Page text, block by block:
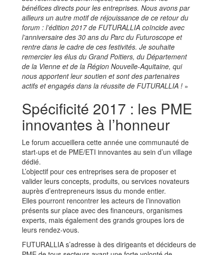
bénéfices directs pour les entreprises. Nous avons par
ailleurs un autre motif de réjouissance de ce retour du
forum : l’édition 2017 de FUTURALLIA coïncide avec
l’anniversaire des 30 ans du Parc du Futuroscope et
rentre dans le cadre de ces festivités. Je souhaite
remercier les élus du Grand Poitiers, du Département
de la Vienne et de la Région Nouvelle-Aquitaine, qui
nous apportent leur soutien et sont des partenaires
actifs et engagés dans la réussite de FUTURALLIA ! »
Spécificité 2017 : les PME
innovantes à l’honneur
Le forum accueillera cette année une communauté de
start-ups et de PME/ETI innovantes au sein d’un village
dédié.
L’objectif pour ces entreprises sera de proposer et
valider leurs concepts, produits, ou services novateurs
auprès d’entrepreneurs issus du monde entier.
Elles pourront rencontrer les acteurs de l’innovation
présents sur place avec des financeurs, organismes
experts, mais également des grands groupes lors de
leurs rendez-vous.
FUTURALLIA s’adresse à des dirigeants et décideurs de